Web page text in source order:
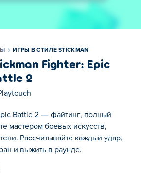
ИГРЫ В СТИЛЕ STICKMAN
Fighter: Epic
2
Battle 2 — файтинг, полный
мастером боевых искусств,
Рассчитывайте каждый удар,
и выжить в раунде.